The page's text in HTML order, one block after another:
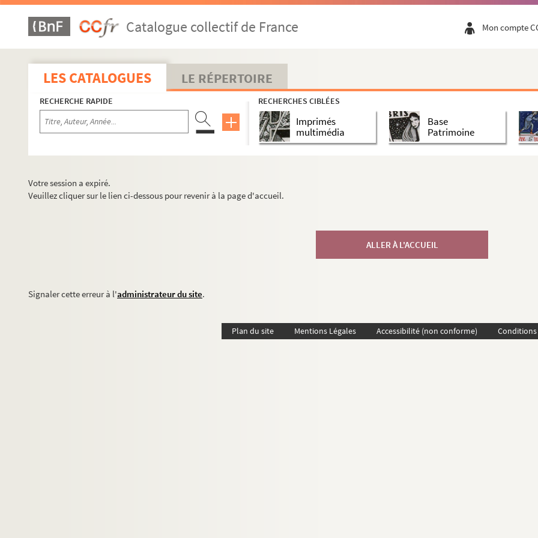
Catalogue collectif de France Mon compte
LES CATALOGUES LE RÉPERTOIRE
RECHERCHE RAPIDE RECHERCHES CIBLÉES
Imprimés
multimédia
Base
Patrimoine
Votre session a expiré.
Veuillez cliquer sur le lien ci-dessous pour revenir à la page d'accueil.
ALLER À L'ACCUEIL
Signaler cette erreur à l'administrateur du site.
Plan du site Mentions Légales Accessibilité (non conforme)